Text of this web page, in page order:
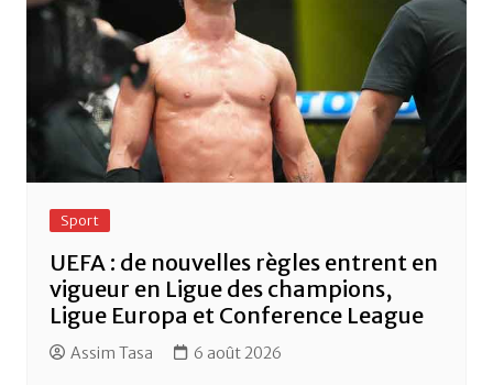
Sport
UEFA : de nouvelles règles entrent en
vigueur en Ligue des champions,
Ligue Europa et Conference League
Assim Tasa 6 août 2026